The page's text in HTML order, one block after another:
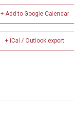
+ Add to Google Calendar
+ iCal / Outlook export